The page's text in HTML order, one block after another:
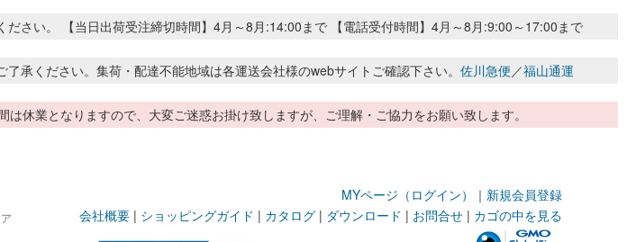
ださい。 【当日出荷受注締切時間】4月～8月:14:00まで 【電話受付時間】4月～8月:9:00～17:00まで
承ください。集荷・配達不能地域は各運送会社様のwebサイトご確認下さい。 佐川急便／福山通運
休業となりますので、大変ご迷惑お掛け致しますが、ご理解・ご協力をお願い致します。
MYページ（ログイン） ｜ 新規会員登録
会社概要 | ショッピングガイド | カタログ | ダウンロード | お問合せ | カゴの中を見る